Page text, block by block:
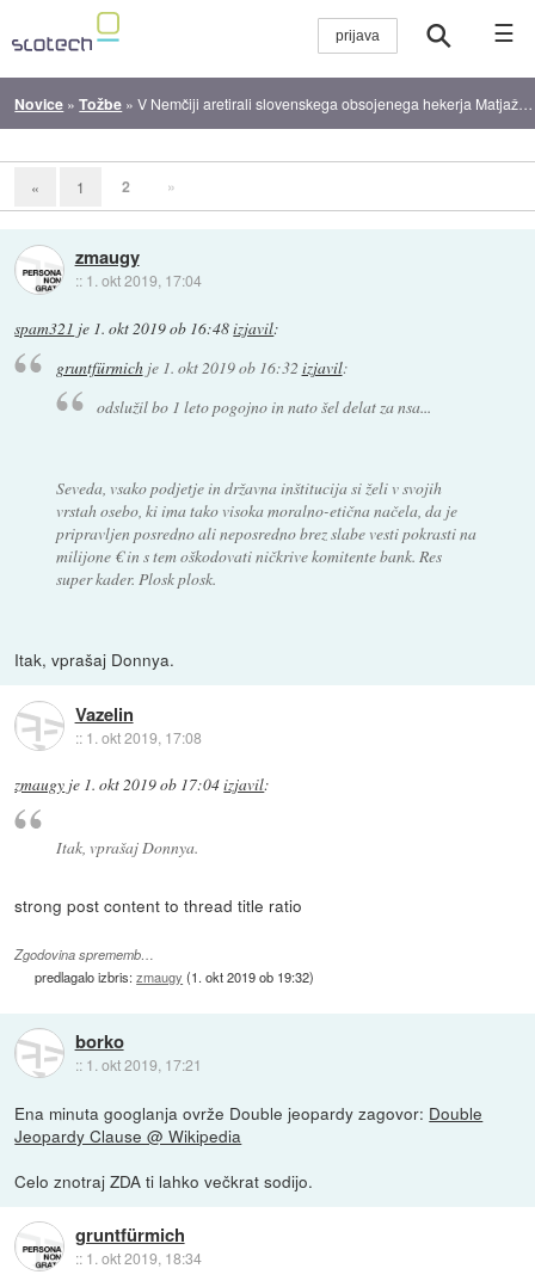
☰
Novice »Tožbe »V Nemčiji aretirali slovenskega obsojenega hekerja Matjaža Škorjanca
« 1 2 »
zmaugy
:: 1. okt 2019, 17:04
spam321 je 1. okt 2019 ob 16:48izjavil:
gruntfürmichje 1. okt 2019 ob 16:32 izjavil:
odslužil bo 1 leto pogojno in nato šel delat za nsa...
Seveda, vsako podjetje in državna inštitucija si želi v svojih
vrstah osebo, ki ima tako visoka moralno-etična načela, da je
pripravljen posredno ali neposredno brez slabe vesti pokrasti na
milijone € in s tem oškodovati ničkrive komitente bank. Res
super kader. Plosk plosk.
Itak, vprašaj Donnya.
Vazelin
:: 1. okt 2019, 17:08
zmaugy je 1. okt 2019 ob 17:04izjavil:
Itak, vprašaj Donnya.
strong post content to thread title ratio
Zgodovina sprememb…
predlagalo izbris:zmaugy (1. okt 2019 ob 19:32)
borko
:: 1. okt 2019, 17:21
Ena minuta googlanja ovrže Double jeopardy zagovor: Double
Jeopardy Clause @ Wikipedia
Celo znotraj ZDA ti lahko večkrat sodijo.
gruntfürmich
:: 1. okt 2019, 18:34